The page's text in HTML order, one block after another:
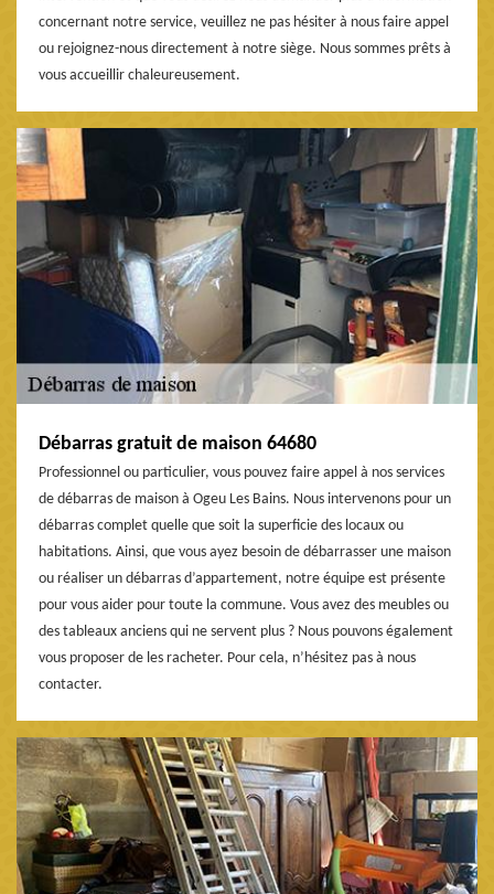
concernant notre service, veuillez ne pas hésiter à nous faire appel
ou rejoignez-nous directement à notre siège. Nous sommes prêts à
vous accueillir chaleureusement.
Débarras gratuit de maison 64680
Professionnel ou particulier, vous pouvez faire appel à nos services
de débarras de maison à Ogeu Les Bains. Nous intervenons pour un
débarras complet quelle que soit la superficie des locaux ou
habitations. Ainsi, que vous ayez besoin de débarrasser une maison
ou réaliser un débarras d’appartement, notre équipe est présente
pour vous aider pour toute la commune. Vous avez des meubles ou
des tableaux anciens qui ne servent plus ? Nous pouvons également
vous proposer de les racheter. Pour cela, n’hésitez pas à nous
contacter.